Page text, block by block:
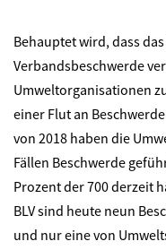
Behauptet wird, dass
Verbandsbeschwerde
Umweltorganisationen
einer Flut an
von 2018 haben die
Fällen Beschwerde
Prozent der 700 derzeit
BLV sind heute neun
und nur eine von